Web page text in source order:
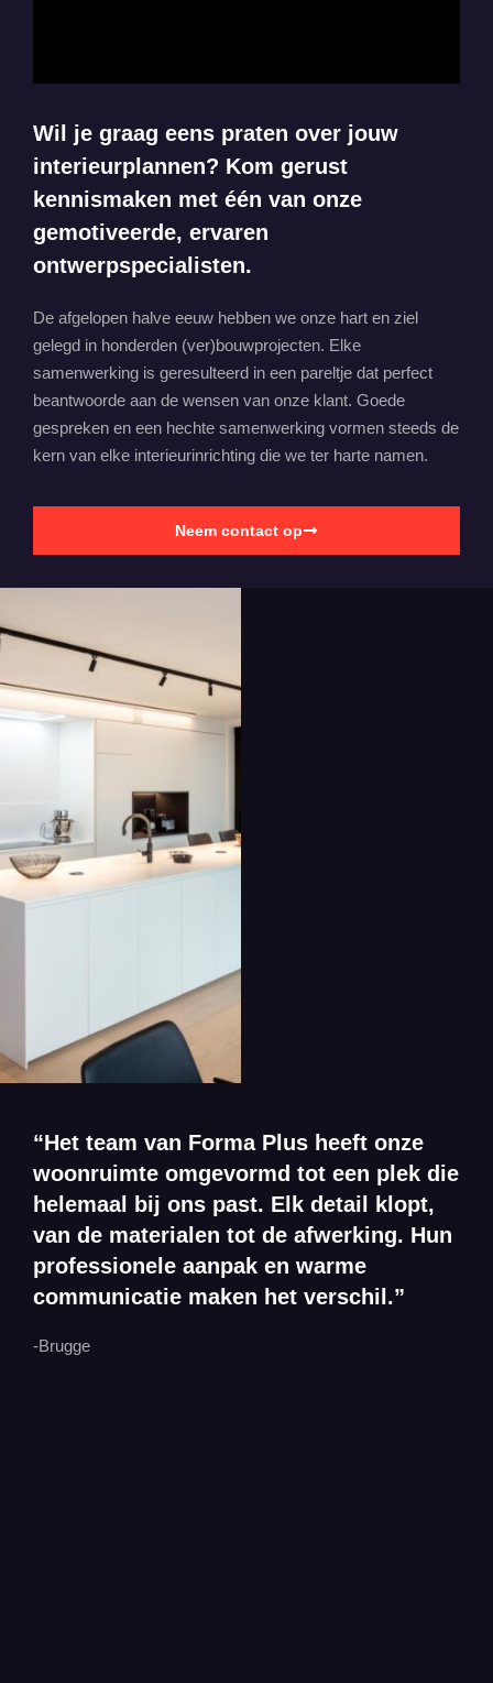
Wil je graag eens praten over jouw
interieurplannen? Kom gerust
kennismaken met één van onze
gemotiveerde, ervaren
ontwerpspecialisten.
De afgelopen halve eeuw hebben we onze hart en ziel
gelegd in honderden (ver)bouwprojecten. Elke
samenwerking is geresulteerd in een pareltje dat perfect
beantwoorde aan de wensen van onze klant. Goede
gespreken en een hechte samenwerking vormen steeds de
kern van elke interieurinrichting die we ter harte namen.
Neem contact op
“Het team van Forma Plus heeft onze
woonruimte omgevormd tot een plek die
helemaal bij ons past. Elk detail klopt,
van de materialen tot de afwerking. Hun
professionele aanpak en warme
communicatie maken het verschil.”
-Brugge